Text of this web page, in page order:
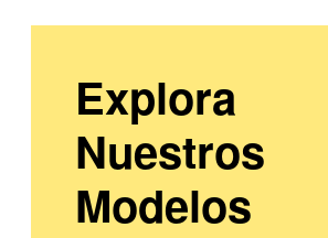
Explora
Nuestros
Modelos